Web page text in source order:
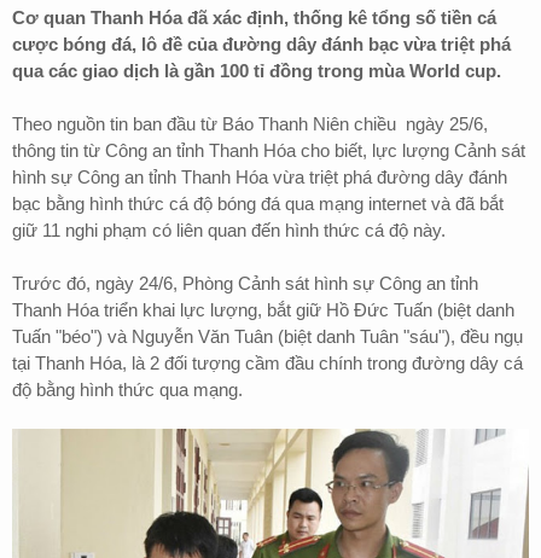
Cơ quan Thanh Hóa đã xác định, thống kê tổng số tiền cá
cược bóng đá, lô đề của đường dây đánh bạc vừa triệt phá
qua các giao dịch là gần 100 tỉ đồng trong mùa World cup.
Theo nguồn tin ban đầu từ Báo Thanh Niên chiều ngày 25/6,
thông tin từ Công an tỉnh Thanh Hóa cho biết, lực lượng Cảnh sát
hình sự Công an tỉnh Thanh Hóa vừa triệt phá đường dây đánh
bạc bằng hình thức cá độ bóng đá qua mạng internet và đã bắt
giữ 11 nghi phạm có liên quan đến hình thức cá độ này.
Trước đó, ngày 24/6, Phòng Cảnh sát hình sự Công an tỉnh
Thanh Hóa triển khai lực lượng, bắt giữ Hồ Đức Tuấn (biệt danh
Tuấn "béo") và Nguyễn Văn Tuân (biệt danh Tuân "sáu"), đều ngụ
tại Thanh Hóa, là 2 đối tượng cầm đầu chính trong đường dây cá
độ bằng hình thức qua mạng.